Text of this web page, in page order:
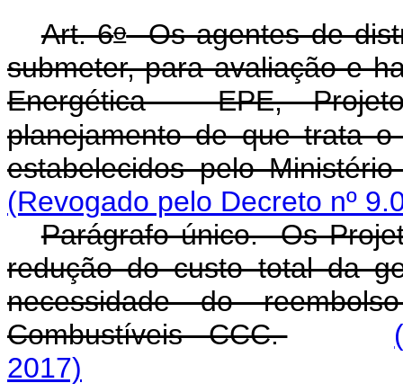
Art. 6oOs agentes de
submeter, para avaliação e
Energética - EPE,
planejamento de que trata
estabelecidos pelo
(Revogado pelo Decreto nº
Parágrafo único. Os
redução do custo total da
necessidade do
Combustíveis - CCC.
2017)